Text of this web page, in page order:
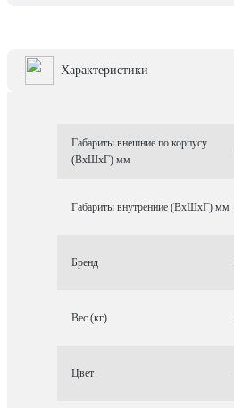
Характеристики
Габариты внешние по корпусу
(ВхШхГ) мм
Габариты внутренние (ВхШхГ) мм
Бренд
Вес (кг)
Цвет